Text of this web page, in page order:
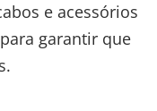
e acessórios
garantir que